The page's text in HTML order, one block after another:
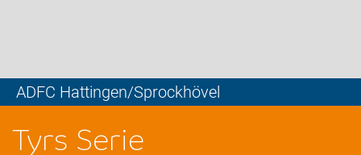
ADFC Hattingen/Sprockhövel
Tyrs Serie